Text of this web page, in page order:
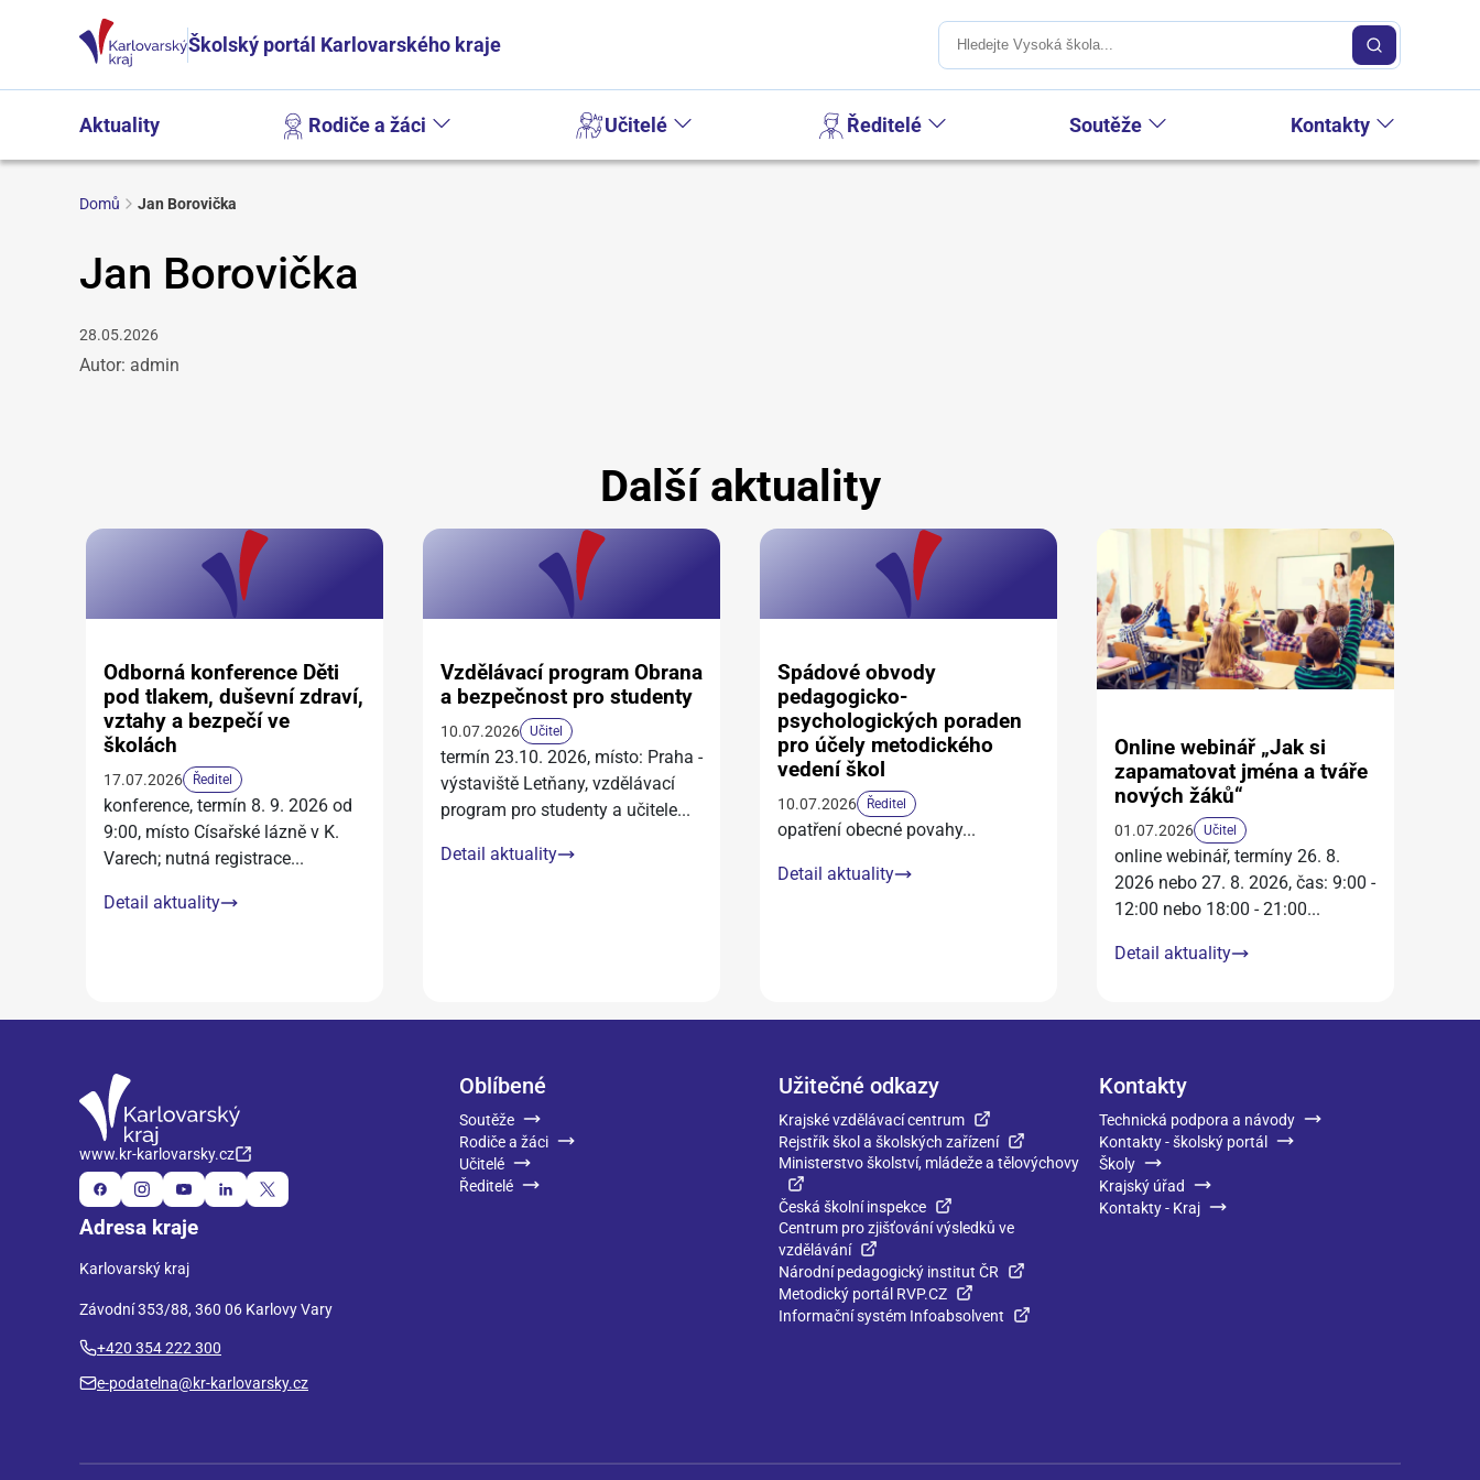
Školský portál Karlovarského kraje
Aktuality Rodiče a žáci Učitelé Ředitelé Soutěže Kontakty
Domů Jan Borovička
Jan Borovička
28.05.2026
Autor: admin
Další aktuality
Odborná konference Děti
pod tlakem, duševní zdraví,
vztahy a bezpečí ve
školách
17.07.2026 Ředitel
konference, termín 8. 9. 2026 od
9:00, místo Císařské lázně v K.
Varech; nutná registrace...
Detail aktuality
Vzdělávací program Obrana
a bezpečnost pro studenty
10.07.2026 Učitel
termín 23.10. 2026, místo: Praha -
výstaviště Letňany, vzdělávací
program pro studenty a učitele...
Detail aktuality
Spádové obvody
pedagogicko-
psychologických poraden
pro účely metodického
vedení škol
10.07.2026 Ředitel
opatření obecné povahy...
Detail aktuality
Online webinář „Jak si
zapamatovat jména a tváře
nových žáků“
01.07.2026 Učitel
online webinář, termíny 26. 8.
2026 nebo 27. 8. 2026, čas: 9:00 -
12:00 nebo 18:00 - 21:00...
Detail aktuality
www.kr-karlovarsky.cz
Adresa kraje
Karlovarský kraj
Závodní 353/88, 360 06 Karlovy Vary
+420 354 222 300
e-podatelna@kr-karlovarsky.cz
Oblíbené
Soutěže
Rodiče a žáci
Učitelé
Ředitelé
Užitečné odkazy
Krajské vzdělávací centrum
Rejstřík škol a školských zařízení
Ministerstvo školství, mládeže a tělovýchovy
Česká školní inspekce
Centrum pro zjišťování výsledků ve
vzdělávání
Národní pedagogický institut ČR
Metodický portál RVP.CZ
Informační systém Infoabsolvent
Kontakty
Technická podpora a návody
Kontakty - školský portál
Školy
Krajský úřad
Kontakty - Kraj